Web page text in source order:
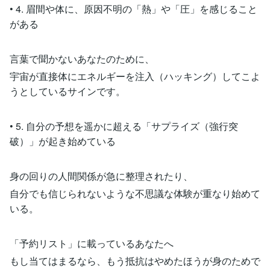
• 4. 眉間や体に、原因不明の「熱」や「圧」を感じること
がある
言葉で聞かないあなたのために、
宇宙が直接体にエネルギーを注入（ハッキング）してこよ
うとしているサインです。
• 5. 自分の予想を遥かに超える「サプライズ（強行突
破）」が起き始めている
身の回りの人間関係が急に整理されたり、
自分でも信じられないような不思議な体験が重なり始めて
いる。
「予約リスト」に載っているあなたへ
もし当てはまるなら、もう抵抗はやめたほうが身のためで